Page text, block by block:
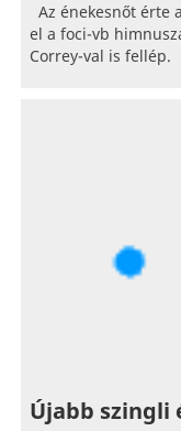
Az énekesnőt érte
el a foci-vb
Correy-val is fellép.
Újabb szingli